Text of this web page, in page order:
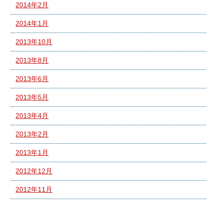
2014年2月
2014年1月
2013年10月
2013年8月
2013年6月
2013年5月
2013年4月
2013年2月
2013年1月
2012年12月
2012年11月